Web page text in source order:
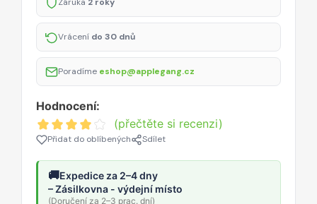
Záruka 2 roky
Vrácení do 30 dnů
Poradíme eshop@applegang.cz
Hodnocení:
(přečtěte si recenzi)
Přidat do oblíbených Sdílet
🚚Expedice za 2–4 dny
– Zásilkovna - výdejní místo
(Doručení za 2–3 prac. dní)